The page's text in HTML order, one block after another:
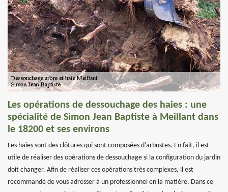
Les opérations de dessouchage des haies : une
spécialité de Simon Jean Baptiste à Meillant dans
le 18200 et ses environs
Les haies sont des clôtures qui sont composées d'arbustes. En fait, il est
utile de réaliser des opérations de dessouchage si la configuration du jardin
doit changer. Afin de réaliser ces opérations très complexes, il est
recommandé de vous adresser à un professionnel en la matière. Dans ce